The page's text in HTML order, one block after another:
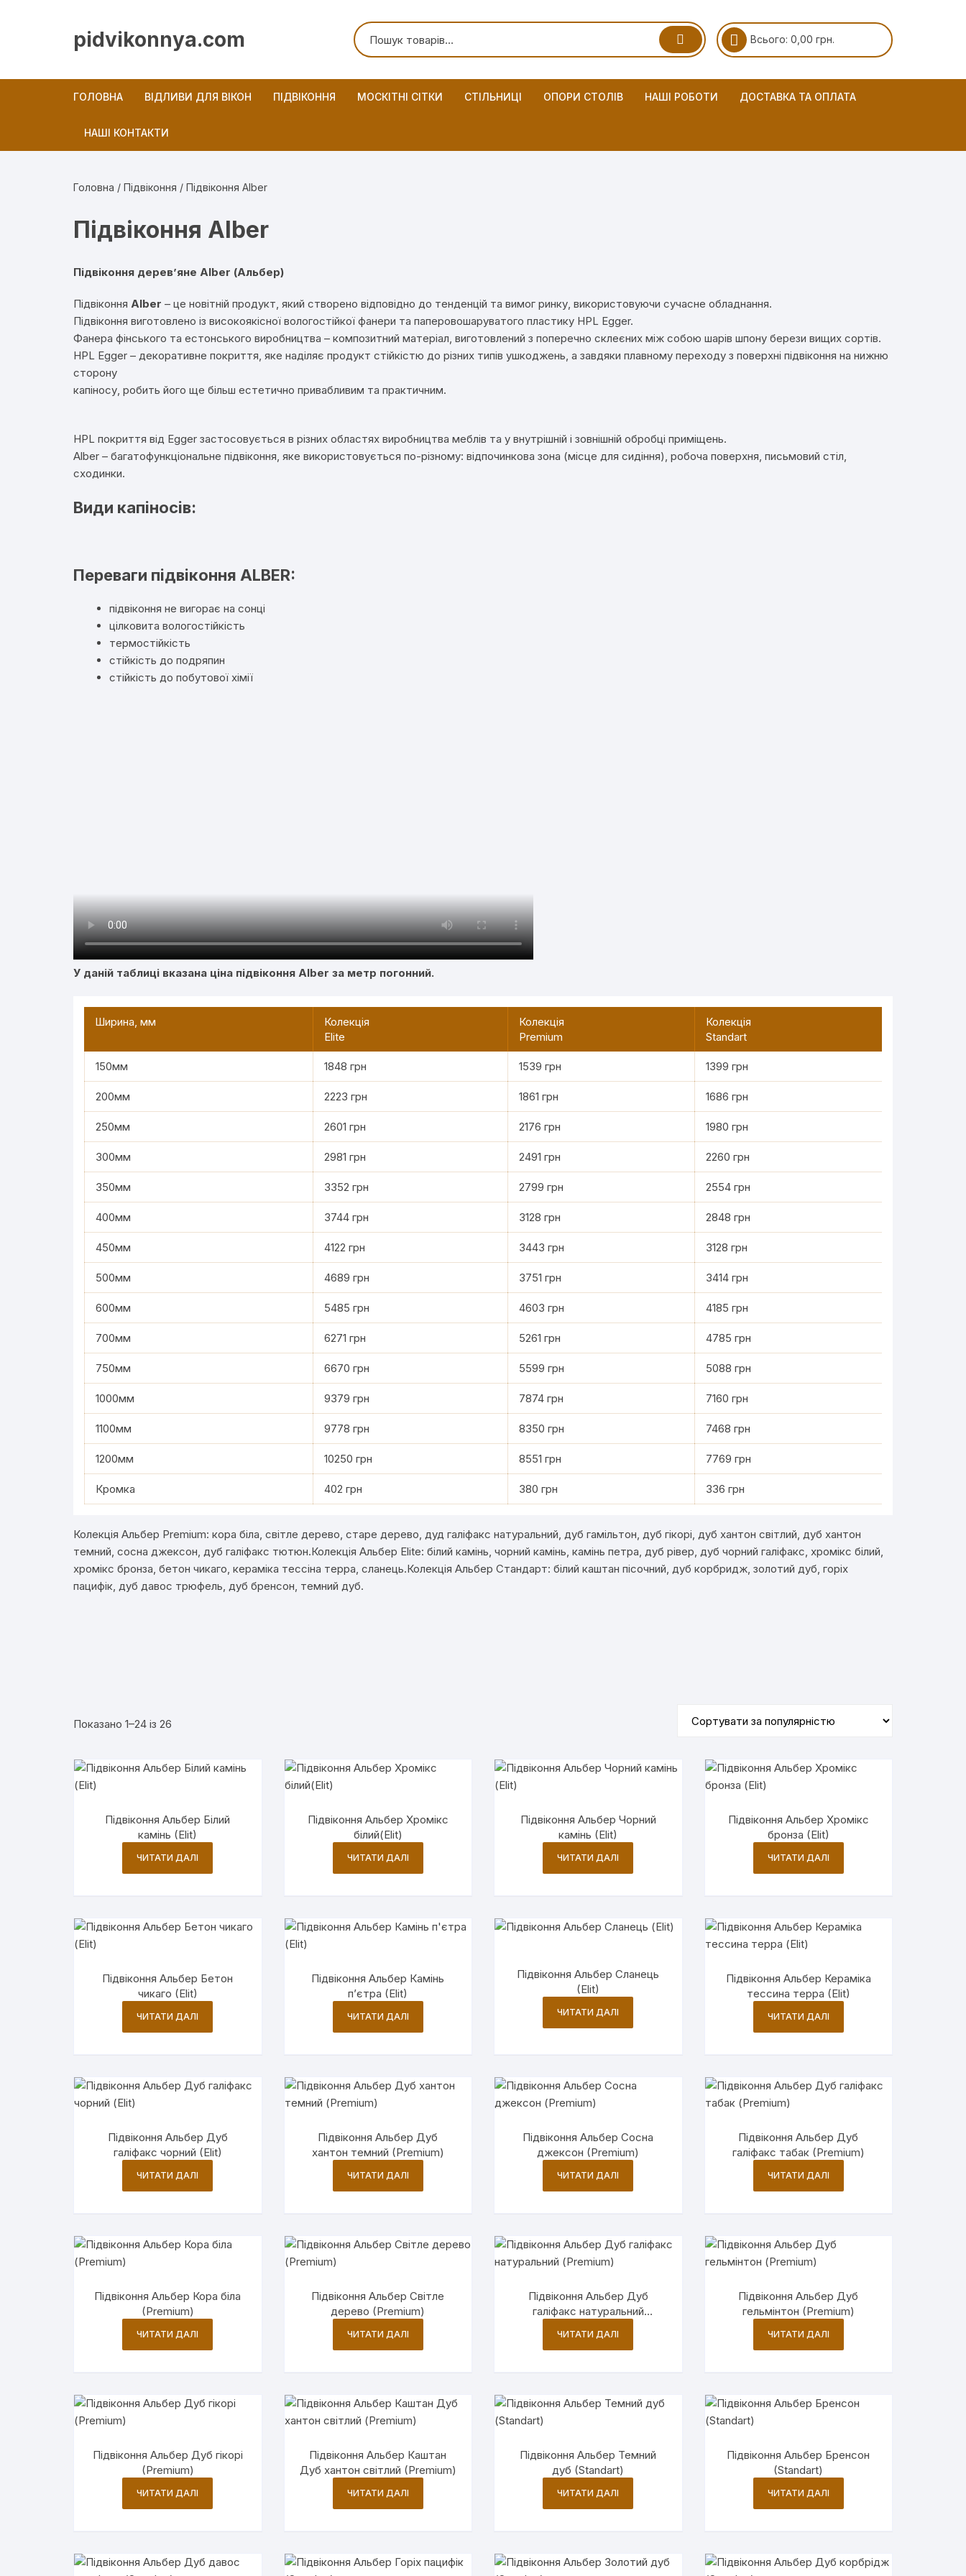
pidvikonnya.com Всього: 0,00 грн.
ГОЛОВНА ВІДЛИВИ ДЛЯ ВІКОН ПІДВІКОННЯ МОСКІТНІ СІТКИ СТІЛЬНИЦІ ОПОРИ СТОЛІВ НАШІ РОБОТИ ДОСТАВКА ТА ОПЛАТА
НАШІ КОНТАКТИ
Головна / Підвіконня / Підвіконня Alber
Підвіконня Alber
Підвіконня дерев’яне Alber (Альбер)
Підвіконня Alber – це новітній продукт, який створено відповідно до тенденцій та вимог ринку, використовуючи сучасне обладнання.
Підвіконня виготовлено із високоякісної вологостійкої фанери та паперовошаруватого пластику HPL Egger.
Фанера фінського та естонського виробництва – композитний матеріал, виготовлений з поперечно склеєних між собою шарів шпону берези вищих сортів.
HPL Egger – декоративне покриття, яке наділяє продукт стійкістю до різних типів ушкоджень, а завдяки плавному переходу з поверхні підвіконня на нижню
сторону
капіносу, робить його ще більш естетично привабливим та практичним.
HPL покриття від Egger застосовується в різних областях виробництва меблів та у внутрішній і зовнішній обробці приміщень.
Alber – багатофункціональне підвіконня, яке використовується по-різному: відпочинкова зона (місце для сидіння), робоча поверхня, письмовий стіл,
сходинки.
Види капіносів:
Переваги підвіконня ALBER:
підвіконня не вигорає на сонці
цілковита вологостійкість
термостійкість
стійкість до подряпин
стійкість до побутової хімії
У даній таблиці вказана ціна підвіконня Alber за метр погонний.
Ширина, мм
Колекція
Elite
Колекція
Premium
Колекція
Standart
150мм 1848 грн 1539 грн 1399 грн
200мм 2223 грн 1861 грн 1686 грн
250мм 2601 грн 2176 грн 1980 грн
300мм 2981 грн 2491 грн 2260 грн
350мм 3352 грн 2799 грн 2554 грн
400мм 3744 грн 3128 грн 2848 грн
450мм 4122 грн 3443 грн 3128 грн
500мм 4689 грн 3751 грн 3414 грн
600мм 5485 грн 4603 грн 4185 грн
700мм 6271 грн 5261 грн 4785 грн
750мм 6670 грн 5599 грн 5088 грн
1000мм 9379 грн 7874 грн 7160 грн
1100мм 9778 грн 8350 грн 7468 грн
1200мм 10250 грн 8551 грн 7769 грн
Кромка 402 грн 380 грн 336 грн
Колекція Альбер Premium: кора біла, світле дерево, старе дерево, дуд галіфакс натуральний, дуб гамільтон, дуб гікорі, дуб хантон світлий, дуб хантон
темний, сосна джексон, дуб галіфакс тютюн.Колекція Альбер Elite: білий камінь, чорний камінь, камінь петра, дуб рівер, дуб чорний галіфакс, хромікс білий,
хромікс бронза, бетон чикаго, кераміка тессіна терра, сланець.Колекція Альбер Стандарт: білий каштан пісочний, дуб корбридж, золотий дуб, горіх
пацифік, дуб давос трюфель, дуб бренсон, темний дуб.
Показано 1–24 із 26
Підвіконня Альбер Білий
камінь (Elit)
ЧИТАТИ ДАЛІ
Підвіконня Альбер Хромікс
білий(Elit)
ЧИТАТИ ДАЛІ
Підвіконня Альбер Чорний
камінь (Elit)
ЧИТАТИ ДАЛІ
Підвіконня Альбер Хромікс
бронза (Elit)
ЧИТАТИ ДАЛІ
Підвіконня Альбер Бетон
чикаго (Elit)
ЧИТАТИ ДАЛІ
Підвіконня Альбер Камінь
п’єтра (Elit)
ЧИТАТИ ДАЛІ
Підвіконня Альбер Сланець
(Elit)
ЧИТАТИ ДАЛІ
Підвіконня Альбер Кераміка
тессина терра (Elit)
ЧИТАТИ ДАЛІ
Підвіконня Альбер Дуб
галіфакс чорний (Elit)
ЧИТАТИ ДАЛІ
Підвіконня Альбер Дуб
хантон темний (Premium)
ЧИТАТИ ДАЛІ
Підвіконня Альбер Сосна
джексон (Premium)
ЧИТАТИ ДАЛІ
Підвіконня Альбер Дуб
галіфакс табак (Premium)
ЧИТАТИ ДАЛІ
Підвіконня Альбер Кора біла
(Premium)
ЧИТАТИ ДАЛІ
Підвіконня Альбер Світле
дерево (Premium)
ЧИТАТИ ДАЛІ
Підвіконня Альбер Дуб
галіфакс натуральний
ЧИТАТИ ДАЛІ
Підвіконня Альбер Дуб
гельмінтон (Premium)
ЧИТАТИ ДАЛІ
Підвіконня Альбер Дуб гікорі
(Premium)
ЧИТАТИ ДАЛІ
Підвіконня Альбер Каштан
Дуб хантон світлий (Premium)
ЧИТАТИ ДАЛІ
Підвіконня Альбер Темний
дуб (Standart)
ЧИТАТИ ДАЛІ
Підвіконня Альбер Бренсон
(Standart)
ЧИТАТИ ДАЛІ